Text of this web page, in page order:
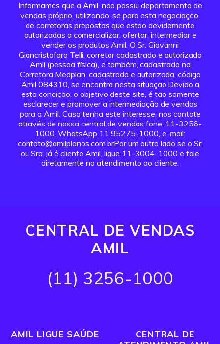
Informamos que a Amil, não possui departamento de
vendas próprio, utilizando-se para esta negociação,
de corretoras prepostas que estão devidamente
autorizadas a comercializar, ofertar, intermediar e
vender os produtos Amil. O Sr. Giovanni
Giancristofaro Telli, corretor cadastrado e autorizado
Amil (pessoa física), e também, cadastrado na
Corretora Medplan, cadastrada e autorizada, código
Amil 084310, se encontra nesta situação.Devido a
esta condição, o objetivo deste site, é tão somente
esclarecer e promover a intermediação de vendas
para a Amil. Caso tenha este interesse, nos contate
através de nossa central de vendas fone: 11-3256-
1000, WhatsApp 11 95275-1000, e-mail:
contato@amilplanos.com.brPor um outro lado se o Sr.
ou Sra. já é cliente Amil, ligue 11-3004-1000 e fale
diretamente no atendimento ao cliente.
CENTRAL DE VENDAS
AMIL
(11) 3256-1000
AMIL LIGUE SAÚDE
CENTRAL DE